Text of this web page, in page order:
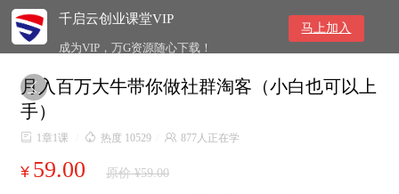
千启云创业课堂VIP
成为VIP，万G资源随心下载！
马上加入

月入百万大牛带你做社群淘客（小白也可以上
手）
 1章1课  热度 10529  877人正在学
¥ 59.00 原价 ¥59.00